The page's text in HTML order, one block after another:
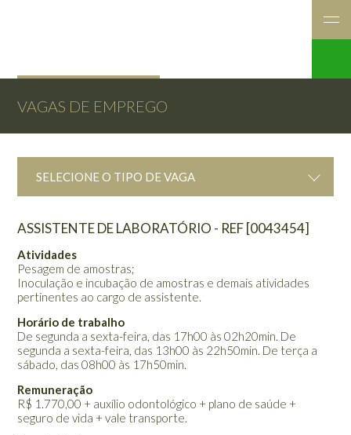
VAGAS DE EMPREGO
SELECIONE O TIPO DE VAGA
ASSISTENTE DE LABORATÓRIO - REF [0043454]
Atividades
Pesagem de amostras;
Inoculação e incubação de amostras e demais atividades
pertinentes ao cargo de assistente.
Horário de trabalho
De segunda a sexta-feira, das 17h00 às 02h20min. De
segunda a sexta-feira, das 13h00 às 22h50min. De terça a
sábado, das 08h00 às 17h50min.
Remuneração
R$ 1.770,00 + auxílio odontológico + plano de saúde +
seguro de vida + vale transporte.